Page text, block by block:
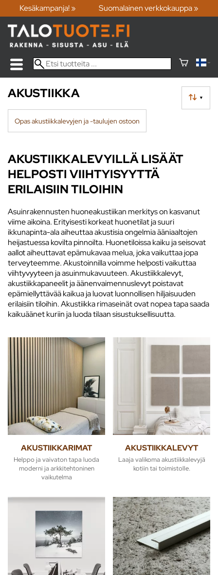
Kesäkampanja! » Suomalainen verkkokauppa »
▼
AKUSTIIKKA
Opas akustiikkalevyjen ja -taulujen ostoon
AKUSTIIKKALEVYILLÄ LISÄÄT
HELPOSTI VIIHTYISYYTTÄ
ERILAISIIN TILOIHIN
Asuinrakennusten huoneakustiikan merkitys on kasvanut
viime aikoina. Erityisesti korkeat huonetilat ja suuri
ikkunapinta-ala aiheuttaa akustisia ongelmia ääniaaltojen
heijastuessa kovilta pinnoilta. Huonetiloissa kaiku ja seisovat
aallot aiheuttavat epämukavaa melua, joka vaikuttaa jopa
terveyteemme. Akustoinnilla voimme helposti vaikuttaa
viihtyvyyteen ja asuinmukavuuteen. Akustiikkalevyt,
akustiikkapaneelit ja äänenvaimennuslevyt poistavat
epämiellyttävää kaikua ja luovat luonnollisen hiljaisuuden
erilaisiin tiloihin. Akustiikka rimaseinät ovat nopea tapa saada
kaikuäänet kuriin ja luoda tilaan sisustuksellisuutta.
AKUSTIIKKARIMAT
Helppo ja vaivaton tapa luoda
moderni ja arkkitehtoninen
vaikutelma
AKUSTIIKKALEVYT
Laaja valikoma akustiikkalevyjä
kotiin tai toimistolle.